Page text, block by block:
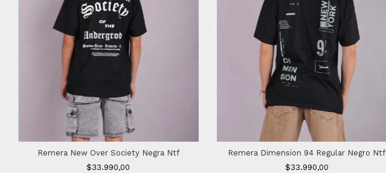
Remera New Over Society Negra Ntf
$33.990,00
Remera Dimension 94 Regular Negro Ntf
$33.990,00